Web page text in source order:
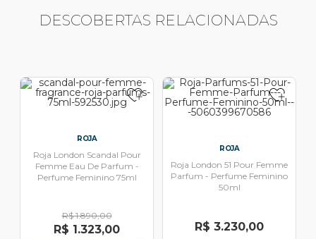
DESCOBERTAS RELACIONADAS
ROJA
Roja London Scandal Pour
Femme Eau De Parfum -
Perfume Feminino 75ml
R$ 1.890,00
R$ 1.323,00
ROJA
Roja London 51 Pour Femme
Parfum - Perfume Feminino
50ml
R$ 3.230,00